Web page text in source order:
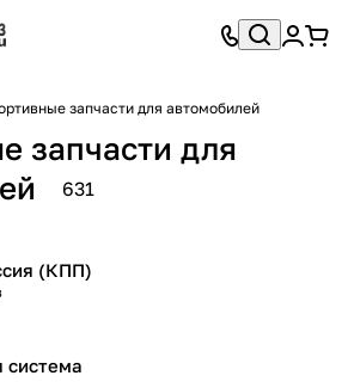
запчасти для автомобилей
запчасти для
631
(КПП)
система